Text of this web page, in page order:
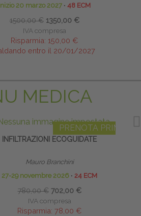
20 marzo 2027∙ 48 ECM
€ 1350,00 €
IVA compresa
150,00 €
entro il 20/01/2027
MEDICA
PRENOTA PRIMA
ECOGUIDATE
Mauro Branchini
novembre 2026∙ 24 ECM
780,00 € 702,00 €
IVA compresa
Risparmia:78,00 €